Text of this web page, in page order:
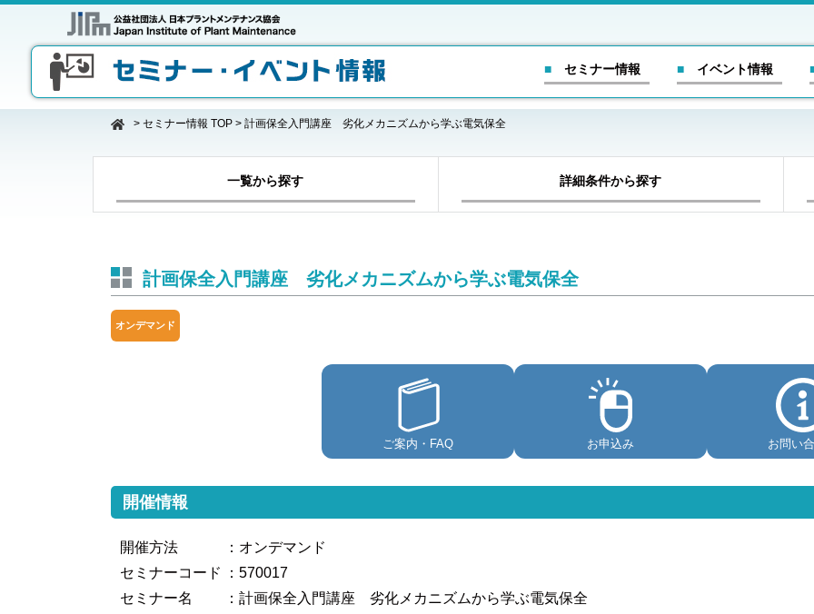
■ セミナー情報 ■ イベント情報
> セミナー情報 TOP > 計画保全入門講座 劣化メカニズムから学ぶ電気保全
一覧から探す 詳細条件から探す
計画保全入門講座 劣化メカニズムから学ぶ電気保全
オンデマンド
ご案内・FAQ お申込み お問い
開催情報
開催方法
：オンデマンド
セミナーコード
：570017
セミナー名
：計画保全入門講座 劣化メカニズムから学ぶ電気保全